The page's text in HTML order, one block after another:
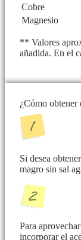
Cobre
Magnesio
** Valores
añadida. En el
¿Cómo obtener
Si desea
magro sin sal
Para
incorporar el